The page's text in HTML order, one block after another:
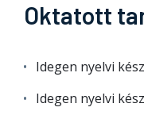
Oktatott
Idegen nyelvi
Idegen nyelvi